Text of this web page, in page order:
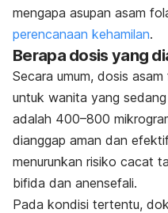
mengapa asupan asam
perencanaan kehamilan.
Berapa dosis yang
Secara umum, dosis
untuk wanita yang
adalah 400–800
dianggap aman dan
menurunkan risiko cacat
bifida dan anensefali.
Pada kondisi tertentu,